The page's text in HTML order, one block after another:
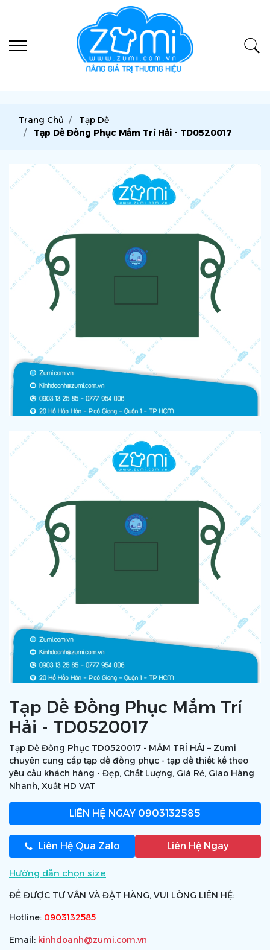
Trang Chủ
Tạp Dề
Tạp Dề Đồng Phục Mắm Trí Hải - TD0520017
Tạp Dề Đồng Phục Mắm Trí
Hải - TD0520017
Tạp Dề Đồng Phục TD0520017 - MẮM TRÍ HẢI – Zumi
chuyên cung cấp tạp dề đồng phục - tạp dề thiết kế theo
yêu cầu khách hàng - Đẹp, Chất Lượng, Giá Rẻ, Giao Hàng
Nhanh, Xuất HD VAT
LIÊN HỆ NGAY 0903132585
Liên Hệ Qua Zalo Liên Hệ Ngay
Hướng dẫn chọn size
ĐỂ ĐƯỢC TƯ VẤN VÀ ĐẶT HÀNG, VUI LÒNG LIÊN HỆ:
Hotline: 0903132585
Email: kinhdoanh@zumi.com.vn